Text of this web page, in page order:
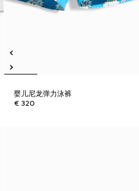
婴儿尼龙弹力泳裤
€ 320